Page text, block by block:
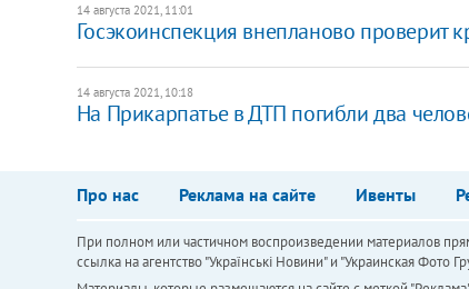
14 августа 2021, 11:01
Госэкоинспекция внепланово проверит
14 августа 2021, 10:18
На Прикарпатье в ДТП погибли два
Про нас Реклама на сайте Ивенты
При полном или частичном воспроизведении материалов
ссылка на агентство "Українськi Новини" и "Украинская Фото